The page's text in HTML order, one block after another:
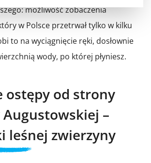
możliwość zobaczenia
w Polsce przetrwał tylko w kilku
to na wyciągnięcie ręki, dosłownie
wody, po której płyniesz.
ostępy od strony
Augustowskiej –
leśnej zwierzyny